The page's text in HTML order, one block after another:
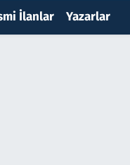
İlanlar Yazarlar